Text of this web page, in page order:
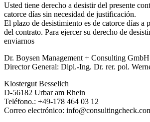
Usted tiene derecho a desistir del presente
catorce días sin necesidad de justificación.
El plazo de desistimiento es de catorce días a
del contrato. Para ejercer su derecho de
enviarnos
Dr. Boysen Management + Consulting GmbH
Director General: Dipl.-Ing. Dr. rer. pol.
Klostergut Besselich
D-56182 Urbar am Rhein
Teléfono.: +49-178 464 03 12
Correo electrónico: